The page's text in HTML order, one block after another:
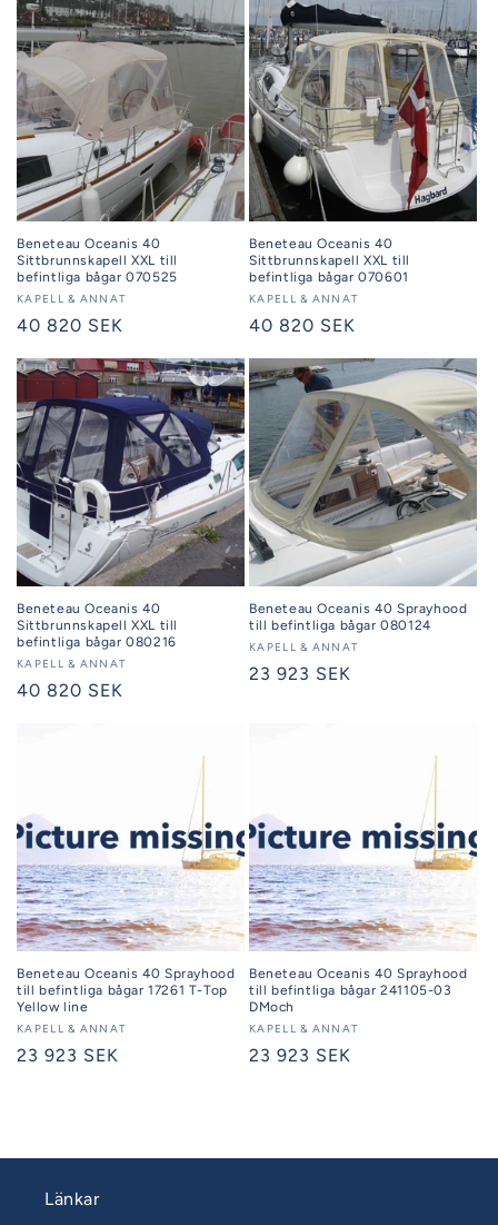
Beneteau Oceanis 40
Sittbrunnskapell XXL till
befintliga bågar 070525
Säljare:
KAPELL & ANNAT
Ordinarie
40 820 SEK
Beneteau Oceanis 40
Sittbrunnskapell XXL till
befintliga bågar 070601
Säljare:
KAPELL & ANNAT
Ordinarie
40 820 SEK
Beneteau Oceanis 40
Sittbrunnskapell XXL till
befintliga bågar 080216
Säljare:
KAPELL & ANNAT
Ordinarie
40 820 SEK
Beneteau Oceanis 40 Sprayhood
till befintliga bågar 080124
Säljare:
KAPELL & ANNAT
Ordinarie
23 923 SEK
Beneteau Oceanis 40 Sprayhood
till befintliga bågar 17261 T-Top
Yellow line
Säljare:
KAPELL & ANNAT
Ordinarie
23 923 SEK
Beneteau Oceanis 40 Sprayhood
till befintliga bågar 241105-03
DMoch
Säljare:
KAPELL & ANNAT
Ordinarie
23 923 SEK
Länkar